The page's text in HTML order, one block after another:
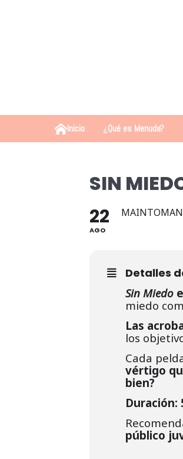
Inicio ¿Qué es Menuda?
SIN
22
AGO
Detalles
Sin Miedo
miedo
Las
los
Cada
vértigo
bien?
Duración:
público